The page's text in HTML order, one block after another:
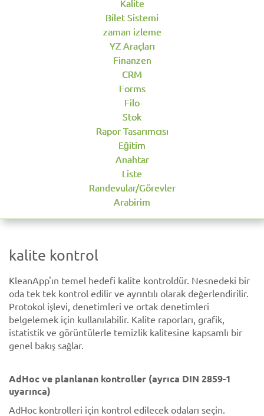
Kalite
Bilet Sistemi
zaman izleme
YZ Araçları
Finanzen
CRM
Forms
Filo
Stok
Rapor Tasarımcısı
Eğitim
Anahtar
Liste
Randevular/Görevler
Arabirim
kalite kontrol
KleanApp'ın temel hedefi kalite kontroldür. Nesnedeki bir
oda tek tek kontrol edilir ve ayrıntılı olarak değerlendirilir.
Protokol işlevi, denetimleri ve ortak denetimleri
belgelemek için kullanılabilir. Kalite raporları, grafik,
istatistik ve görüntülerle temizlik kalitesine kapsamlı bir
genel bakış sağlar.
AdHoc ve planlanan kontroller (ayrıca DIN 2859-1
uyarınca)
AdHoc kontrolleri için kontrol edilecek odaları seçin.